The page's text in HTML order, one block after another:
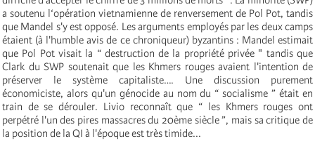
a soutenu l‘opération vietnamienne de renversement de Pol Pot, tandis
que Mandel s'y est opposé. Les arguments employés par les deux camps
étaient (à l'humble avis de ce chroniqueur) byzantins : Mandel estimait
que Pol Pot visait la “ destruction de la propriété privée " tandis que
Clark du SWP soutenait que les Khmers rouges avaient l'intention de
préserver le système capitaliste…. Une discussion purement
économiciste, alors qu'un génocide au nom du “ socialisme ” était en
train de se dérouler. Livio reconnaît que “ les Khmers rouges ont
perpétré l'un des pires massacres du 20ème siècle ”, mais sa critique de
la position de la QI à l'époque est très timide...